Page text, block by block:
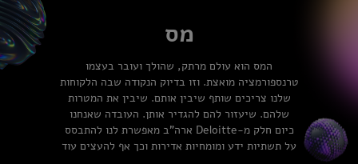
מס
המס הוא עולם מרתק, שהולך ועובר בעצמו
טרנספורמציה מואצת. וזו בדיוק הנקודה שבה הלקוחות
שלנו צריכים שותף שיבין אותם. שיבין את המטרות
שלהם. שיעזור להם להגדיר אותן. העובדה שאנחנו
כיום חלק מ-Deloitte ארה"ב מאפשרת לנו להתבסס
על תשתיות ידע ומומחיות אדירות וכך אף להעצים עוד